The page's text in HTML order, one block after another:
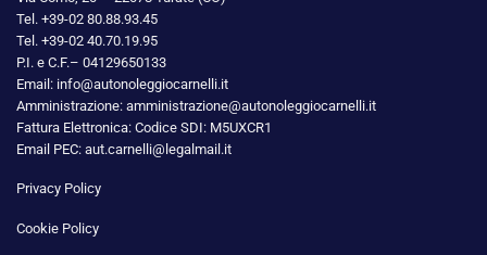
Tel. +39-02 80.88.93.45
Tel. +39-02 40.70.19.95
P.I. e C.F.– 04129650133
Email: info@autonoleggiocarnelli.it
Amministrazione: amministrazione@autonoleggiocarnelli.it
Fattura Elettronica: Codice SDI: M5UXCR1
Email PEC: aut.carnelli@legalmail.it
Privacy Policy
Cookie Policy